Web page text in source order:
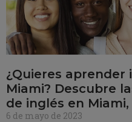
¿Quieres aprender
Miami? Descubre
de inglés en Miami,
6 de mayo de 2023